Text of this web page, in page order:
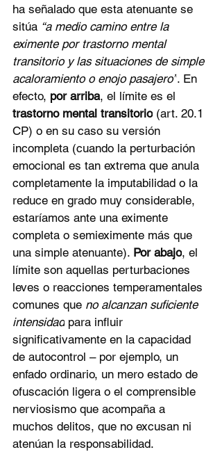
ha señalado que esta atenuante se
sitúa “a medio camino entre la
eximente por trastorno mental
transitorio y las situaciones de simple
acaloramiento o enojo pasajero”. En
efecto, por arriba, el límite es el
trastorno mental transitorio (art. 20.1
CP) o en su caso su versión
incompleta (cuando la perturbación
emocional es tan extrema que anula
completamente la imputabilidad o la
reduce en grado muy considerable,
estaríamos ante una eximente
completa o semieximente más que
una simple atenuante). Por abajo, el
límite son aquellas perturbaciones
leves o reacciones temperamentales
comunes que no alcanzan suficiente
intensidad para influir
significativamente en la capacidad
de autocontrol – por ejemplo, un
enfado ordinario, un mero estado de
ofuscación ligera o el comprensible
nerviosismo que acompaña a
muchos delitos, que no excusan ni
atenúan la responsabilidad.